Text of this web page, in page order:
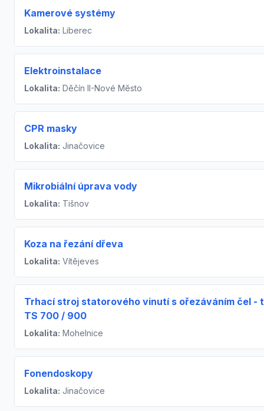
Kamerové systémy
Lokalita: Liberec
Elektroinstalace
Lokalita: Děčín II-Nové Město
CPR masky
Lokalita: Jinačovice
Mikrobiální úprava vody
Lokalita: Tišnov
Koza na řezání dřeva
Lokalita: Vítějeves
Trhací stroj statorového vinutí s ořezáváním čel -
TS 700 / 900
Lokalita: Mohelnice
Fonendoskopy
Lokalita: Jinačovice